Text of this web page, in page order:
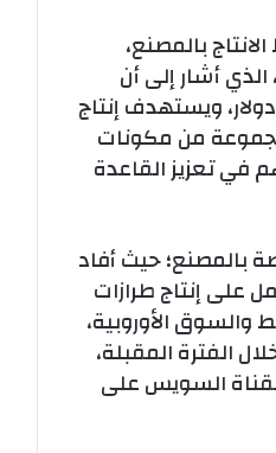
بالمصنع،
أشار إلى أن
ألف متر مربع، باستثمارات تتجاوز 12 مليون دولار، ويستهدف إنتاج
مجموعة من مكونات
بما يسهم في تعزيز القاعدة
بالمصنع؛ حيث أفاد
على إنتاج طرازات
الأوروبية،
الفترة المقبلة،
السويس على